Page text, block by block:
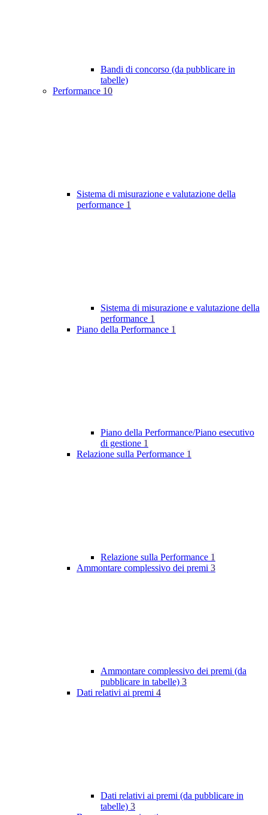
Bandi di concorso (da pubblicare in
tabelle)
Performance 10
Sistema di misurazione e valutazione della
performance 1
Sistema di misurazione e valutazione della
performance 1
Piano della Performance 1
Piano della Performance/Piano esecutivo
di gestione 1
Relazione sulla Performance 1
Relazione sulla Performance 1
Ammontare complessivo dei premi 3
Ammontare complessivo dei premi (da
pubblicare in tabelle) 3
Dati relativi ai premi 4
Dati relativi ai premi (da pubblicare in
tabelle) 3